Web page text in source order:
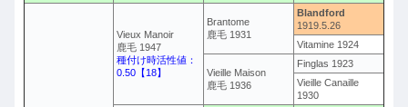
Vieux Manoir
鹿毛 1947
種付け時活性値：
0.50【18】
Brantome
鹿毛 1931
Blandford
1919.5.26
Vitamine 1924
Vieille Maison
鹿毛 1936
Finglas 1923
Vieille Canaille
1930